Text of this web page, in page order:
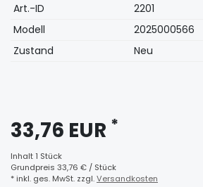
Technisches
Merkmal
Wert
Art.-ID
2201
Modell
2025000566
Zustand
Neu
33,76 EUR *
Inhalt1 Stück
Grundpreis 33,76 € / Stück
* inkl. ges. MwSt. zzgl.Versandkosten